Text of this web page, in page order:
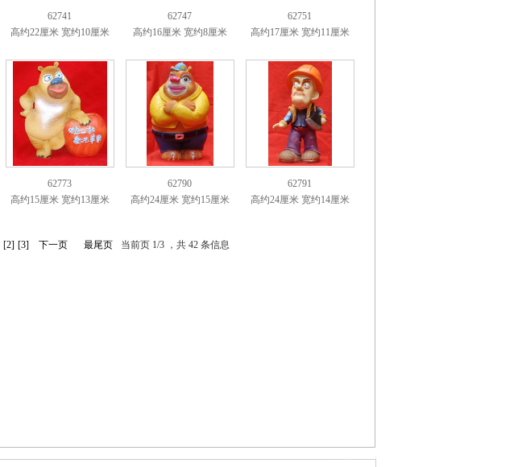
62741
高约22厘米 宽约10厘米
62747
高约16厘米 宽约8厘米
62751
高约17厘米 宽约11厘米
62773
高约15厘米 宽约13厘米
62790
高约24厘米 宽约15厘米
62791
高约24厘米 宽约14厘米
[2] [3] 下一页 最尾页 当前页 1/3 ，共 42 条信息